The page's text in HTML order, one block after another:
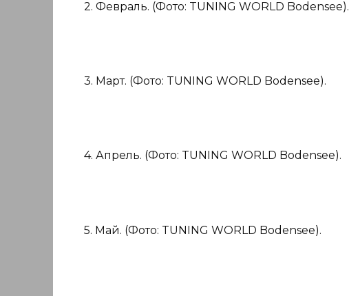
2. Февраль. (Фото: TUNING WORLD Bodensee).
3. Март. (Фото: TUNING WORLD Bodensee).
4. Апрель. (Фото: TUNING WORLD Bodensee).
5. Май. (Фото: TUNING WORLD Bodensee).